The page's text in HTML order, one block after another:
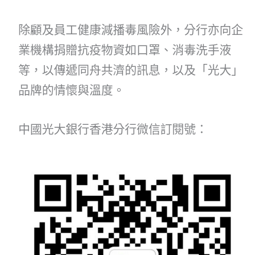
除顧及員工健康減播毒風險外，分行亦向企
業機構捐贈抗疫物資如口罩、消毒洗手液
等，以傳遞同舟共濟的訊息，以及「光大」
品牌的情懷與溫度。
中國光大銀行香港分行微信訂閱號：